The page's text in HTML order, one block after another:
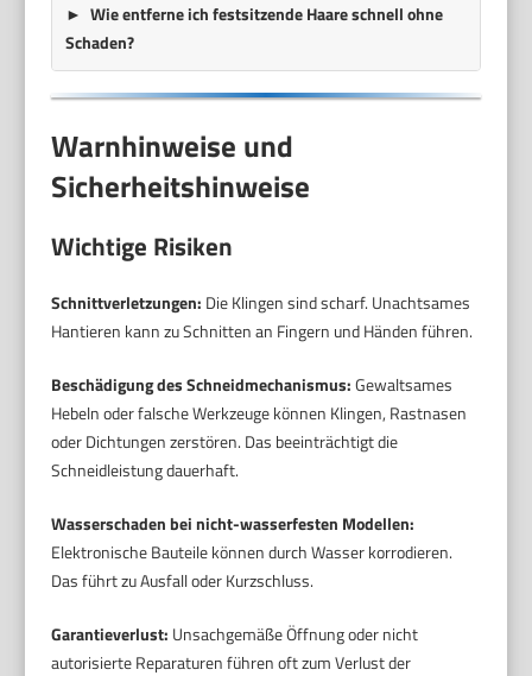
Wie entferne ich festsitzende Haare schnell ohne
Schaden?
Warnhinweise und
Sicherheitshinweise
Wichtige Risiken
Schnittverletzungen: Die Klingen sind scharf. Unachtsames
Hantieren kann zu Schnitten an Fingern und Händen führen.
Beschädigung des Schneidmechanismus:Gewaltsames
Hebeln oder falsche Werkzeuge können Klingen, Rastnasen
oder Dichtungen zerstören. Das beeinträchtigt die
Schneidleistung dauerhaft.
Wasserschaden bei nicht-wasserfesten Modellen:
Elektronische Bauteile können durch Wasser korrodieren.
Das führt zu Ausfall oder Kurzschluss.
Garantieverlust: Unsachgemäße Öffnung oder nicht
autorisierte Reparaturen führen oft zum Verlust der